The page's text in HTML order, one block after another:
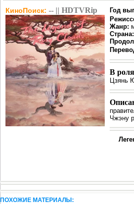
КиноПоиск: -- || HDTVRip Год
Жанр:
Страна:
В
Цзянь
Чжэну
ПОХОЖИЕ МАТЕРИАЛЫ: